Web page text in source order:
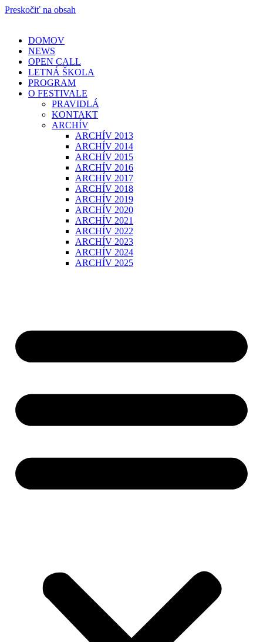
Preskočiť na obsah
DOMOV
NEWS
OPEN CALL
LETNÁ ŠKOLA
PROGRAM
O FESTIVALE
PRAVIDLÁ
KONTAKT
ARCHÍV
ARCHÍV 2013
ARCHÍV 2014
ARCHÍV 2015
ARCHÍV 2016
ARCHÍV 2017
ARCHÍV 2018
ARCHÍV 2019
ARCHÍV 2020
ARCHÍV 2021
ARCHÍV 2022
ARCHÍV 2023
ARCHÍV 2024
ARCHÍV 2025